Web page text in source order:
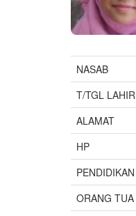
NASAB
T/TGL LAHIR
ALAMAT
HP
PENDIDIKAN
ORANG TUA